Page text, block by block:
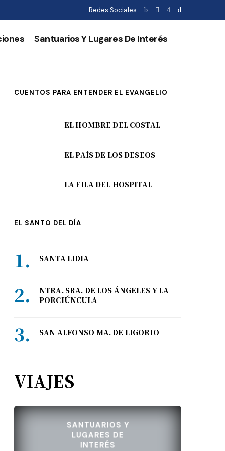
Redes Sociales
Santuarios Y Lugares De Interés
CUENTOS PARA ENTENDER EL EVANGELIO
EL HOMBRE DEL COSTAL
EL PAÍS DE LOS DESEOS
LA FILA DEL HOSPITAL
EL SANTO DEL DÍA
SANTA LIDIA
NTRA. SRA. DE LOS ÁNGELES Y LA
PORCIÚNCULA
SAN ALFONSO MA. DE LIGORIO
VIAJES
SANTUARIOS Y
LUGARES DE
INTERÉS